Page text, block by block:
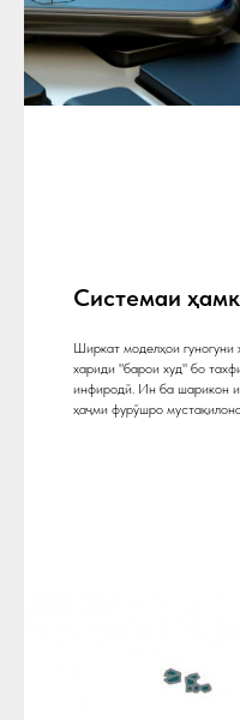
Системаи
Ширкат моделҳои
хариди "барои худ" бо
инфиродӣ. Ин ба шарикон
ҳаҷми фурӯшро